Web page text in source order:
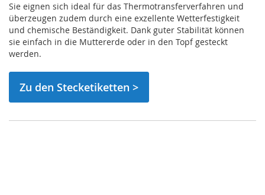
Sie eignen sich ideal für das Thermotransferverfahren und
überzeugen zudem durch eine exzellente Wetterfestigkeit
und chemische Beständigkeit. Dank guter Stabilität können
sie einfach in die Muttererde oder in den Topf gesteckt
werden.
Zu den Stecketiketten >